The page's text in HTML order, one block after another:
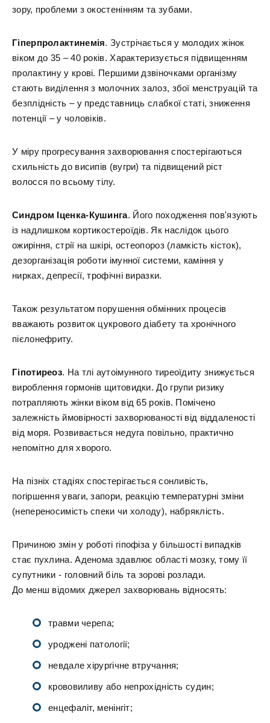
зору, проблеми з окостенінням та зубами.
Гіперпролактинемія. Зустрічається у молодих жінок
віком до 35 – 40 років. Характеризується підвищенням
пролактину у крові. Першими дзвіночками організму
стають виділення з молочних залоз, збої менструацій та
безплідність – у представниць слабкої статі, зниження
потенції – у чоловіків.
У міру прогресування захворювання спостерігаються
схильність до висипів (вугри) та підвищений ріст
волосся по всьому тілу.
Синдром Іценка-Кушинга. Його походження пов'язують
із надлишком кортикостероїдів. Як наслідок цього
ожиріння, стрії на шкірі, остеопороз (ламкість кісток),
дезорганізація роботи імунної системи, каміння у
нирках, депресії, трофічні виразки.
Також результатом порушення обмінних процесів
вважають розвиток цукрового діабету та хронічного
пієлонефриту.
Гіпотиреоз. На тлі аутоімунного тиреоїдиту знижується
вироблення гормонів щитовидки. До групи ризику
потрапляють жінки віком від 65 років. Помічено
залежність ймовірності захворюваності від віддаленості
від моря. Розвивається недуга повільно, практично
непомітно для хворого.
На пізніх стадіях спостерігається сонливість,
погіршення уваги, запори, реакцію температурні зміни
(непереносимість спеки чи холоду), набряклість.
Причиною змін у роботі гіпофіза у більшості випадків
стає пухлина. Аденома здавлює області мозку, тому її
супутники - головний біль та зорові розлади.
До менш відомих джерел захворювань відносять:
травми черепа;
уроджені патології;
невдале хірургічне втручання;
крововиливу або непрохідність судин;
енцефаліт, менінгіт;